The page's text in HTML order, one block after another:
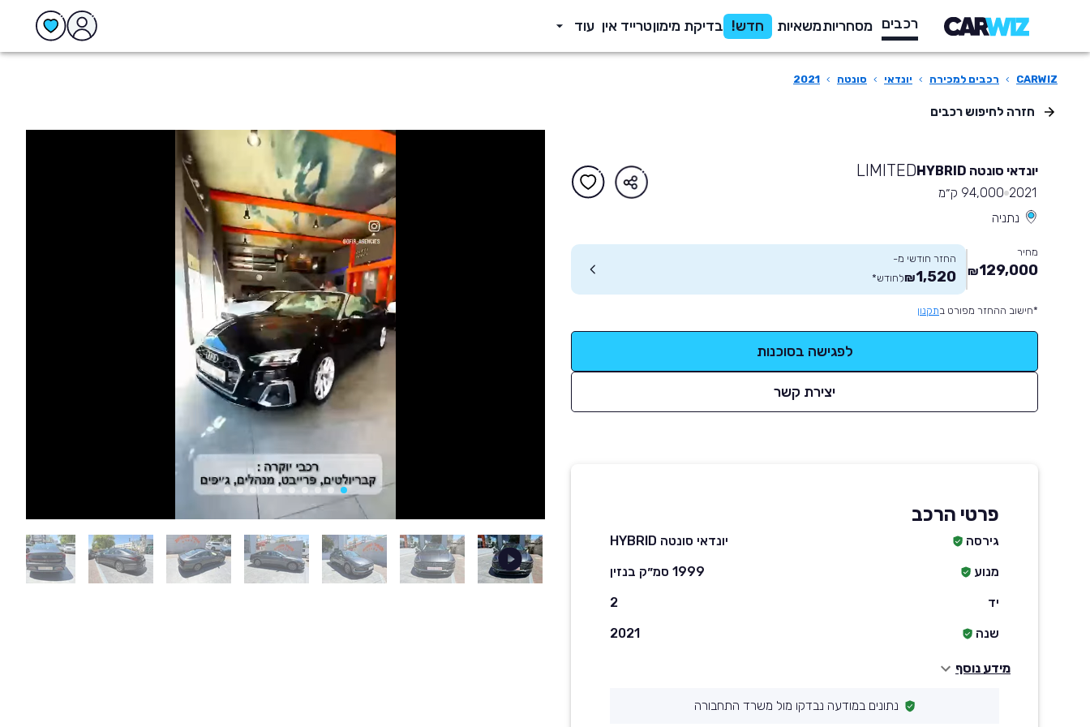
רכבים מסחריותמשאיות חדש! בדיקת מימוןטרייד אין עוד
CARWIZ
› רכבים למכירה › יונדאי › סונטה ›
2021
חזרה לחיפוש רכבים
יונדאי סונטה HYBRID LIMITED
2021 94,000 ק״מ
נתניה
מחיר
129,000
₪
החזר חודשי מ-
1,520
₪לחודש*
*חישוב ההחזר מפורט בתקנון
לפגישה בסוכנות
יצירת קשר
פרטי הרכב
גירסה
יונדאי סונטה HYBRID
מנוע
1999 סמ״ק בנזין
יד
2
שנה
2021
מידע נוסף
נתונים במודעה נבדקו מול משרד התחבורה